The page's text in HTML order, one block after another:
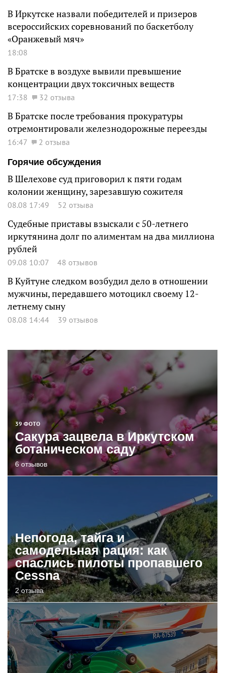
В Иркутске назвали победителей и призеров
всероссийских соревнований по баскетболу
«Оранжевый мяч»
18:08
В Братске в воздухе вывили превышение
концентрации двух токсичных веществ
17:38 32 отзыва
В Братске после требования прокуратуры
отремонтировали железнодорожные переезды
16:47
2 отзыва
Горячие обсуждения
В Шелехове суд приговорил к пяти годам
колонии женщину, зарезавшую сожителя
08.08 17:49 52 отзыва
Судебные приставы взыскали с 50-летнего
иркутянина долг по алиментам на два миллиона
рублей
09.08 10:07 48 отзывов
В Куйтуне следком возбудил дело в отношении
мужчины, передавшего мотоцикл своему 12-
летнему сыну
08.08 14:44 39 отзывов
39 ФОТО
Сакура зацвела в Иркутском
ботаническом саду
6 отзывов
Непогода, тайга и
самодельная рация: как
спаслись пилоты пропавшего
Cessna
2 отзыва